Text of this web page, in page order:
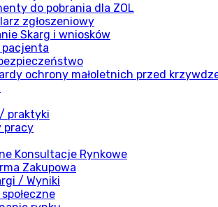
do pobrania dla ZOL
zgłoszeniowy
Skarg i wniosków
pacjenta
ochrony małoletnich przed
praktyki
pracy
Konsultacje Rynkowe
Zakupowa
/ Wyniki
społeczne